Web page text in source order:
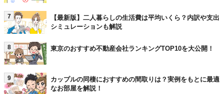
7
【最新版】二人暮らしの生活費は平均いくら？内訳や支出
シミュレーションも解説
8 東京のおすすめ不動産会社ランキングTOP10を大公開！
9
カップルの同棲におすすめの間取りは？実例をもとに最適
なお部屋を解説！